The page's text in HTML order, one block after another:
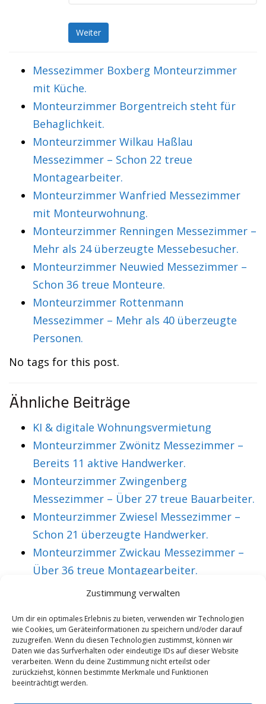
Zustimmung verwalten
Um dir ein optimales Erlebnis zu bieten, verwenden wir Technologien
wie Cookies, um Geräteinformationen zu speichern und/oder darauf
zuzugreifen. Wenn du diesen Technologien zustimmst, können wir
Daten wie das Surfverhalten oder eindeutige IDs auf dieser Website
verarbeiten. Wenn du deine Zustimmung nicht erteilst oder
zurückziehst, können bestimmte Merkmale und Funktionen
beeinträchtigt werden.
Weiter
Messezimmer Boxberg Monteurzimmer
mit Küche.
Monteurzimmer Borgentreich steht für
Behaglichkeit.
Monteurzimmer Wilkau Haßlau
Messezimmer – Schon 22 treue
Montagearbeiter.
Monteurzimmer Wanfried Messezimmer
mit Monteurwohnung.
Monteurzimmer Renningen Messezimmer –
Mehr als 24 überzeugte Messebesucher.
Monteurzimmer Neuwied Messezimmer –
Schon 36 treue Monteure.
Monteurzimmer Rottenmann
Messezimmer – Mehr als 40 überzeugte
Personen.
No tags for this post.
Ähnliche Beiträge
KI & digitale Wohnungsvermietung
Monteurzimmer Zwönitz Messezimmer –
Bereits 11 aktive Handwerker.
Monteurzimmer Zwingenberg
Messezimmer – Über 27 treue Bauarbeiter.
Monteurzimmer Zwiesel Messezimmer –
Schon 21 überzeugte Handwerker.
Monteurzimmer Zwickau Messezimmer –
Über 36 treue Montagearbeiter.
VORHERIGER ARTIKEL
Monteurzimmer
Osterwieck
Messezimmer –
Bereits 38
NÄCHSTER ARTIKEL
Monteurzimmer
Ostfildern
Messezimmer –